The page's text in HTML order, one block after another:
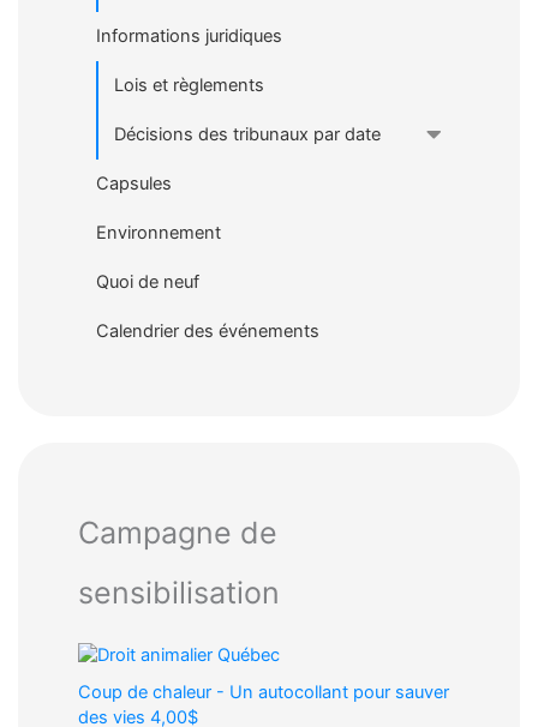
Informations juridiques
Lois et règlements
Décisions des tribunaux par date
Capsules
Environnement
Quoi de neuf
Calendrier des événements
Campagne de
sensibilisation
Coup de chaleur - Un autocollant pour sauver
des vies 4,00$